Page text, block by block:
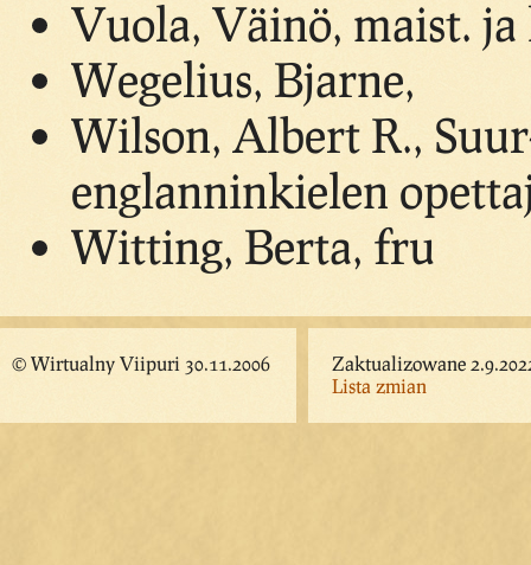
Vuola, Väinö, maist.
Wegelius, Bjarne,
Wilson, Albert R.,
englanninkielen
Witting, Berta, fru
© Wirtualny Viipuri 30.11.2006
Zaktualizowane
Lista zmian